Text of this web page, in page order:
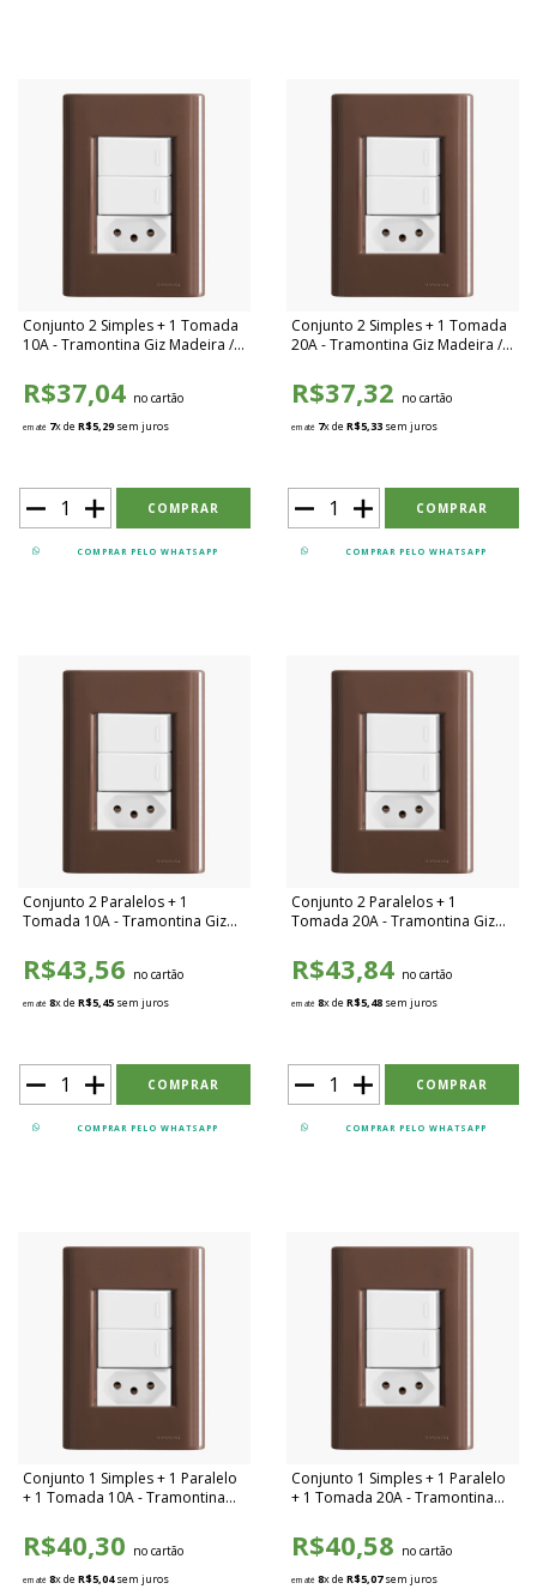
Conjunto 2 Simples + 1 Tomada
10A - Tramontina Giz Madeira /
R$37,04 no cartão
em até 7x deR$5,29sem juros
COMPRAR PELO WHATSAPP
Conjunto 2 Simples + 1 Tomada
20A - Tramontina Giz Madeira /
R$37,32 no cartão
em até 7x deR$5,33 sem juros
COMPRAR PELO WHATSAPP
Conjunto 2 Paralelos + 1
Tomada 10A - Tramontina Giz
R$43,56 no cartão
em até 8x deR$5,45 sem juros
COMPRAR PELO WHATSAPP
Conjunto 2 Paralelos + 1
Tomada 20A - Tramontina Giz
R$43,84 no cartão
em até 8x deR$5,48 sem juros
COMPRAR PELO WHATSAPP
Conjunto 1 Simples + 1 Paralelo
+ 1 Tomada 10A - Tramontina
R$40,30 no cartão
em até 8x deR$5,04sem juros
Conjunto 1 Simples + 1 Paralelo
+ 1 Tomada 20A - Tramontina
R$40,58 no cartão
em até 8x deR$5,07sem juros